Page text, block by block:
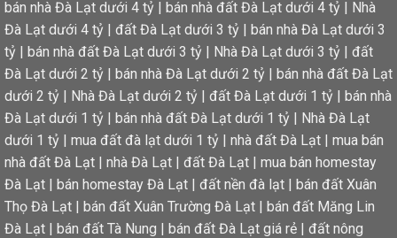
bán nhà Đà Lạt dưới 4 tỷ | bán nhà đất Đà Lạt dưới 4 tỷ | Nhà
Đà Lạt dưới 4 tỷ | đất Đà Lạt dưới 3 tỷ | bán nhà Đà Lạt dưới 3
tỷ | bán nhà đất Đà Lạt dưới 3 tỷ | Nhà Đà Lạt dưới 3 tỷ | đất
Đà Lạt dưới 2 tỷ | bán nhà Đà Lạt dưới 2 tỷ | bán nhà đất Đà Lạt
dưới 2 tỷ | Nhà Đà Lạt dưới 2 tỷ | đất Đà Lạt dưới 1 tỷ | bán nhà
Đà Lạt dưới 1 tỷ | bán nhà đất Đà Lạt dưới 1 tỷ | Nhà Đà Lạt
dưới 1 tỷ | mua đất đà lạt dưới 1 tỷ | nhà đất Đà Lạt | mua bán
nhà đất Đà Lạt | nhà Đà Lạt | đất Đà Lạt | mua bán homestay
Đà Lạt | bán homestay Đà Lạt | đất nền đà lạt | bán đất Xuân
Thọ Đà Lạt | bán đất Xuân Trường Đà Lạt | bán đất Măng Lin
Đà Lạt | bán đất Tà Nung | bán đất Đà Lạt giá rẻ | đất nông